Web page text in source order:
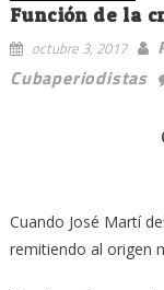
Función de la
octubre 3, 2017
Cubaperiodistas
Cuando José Martí
remitiendo al origen